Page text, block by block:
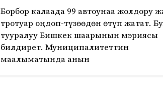
Борбор калаада 99 автоунаа жолдору
тротуар оңдоп-түзөөдөн өтүп жатат.
тууралуу Бишкек шаарынын мэриясы
билдирет. Муниципалитеттин
маалыматында анын